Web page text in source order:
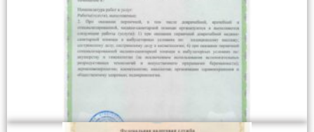
Приложение к лицензии на осуществление медицинской